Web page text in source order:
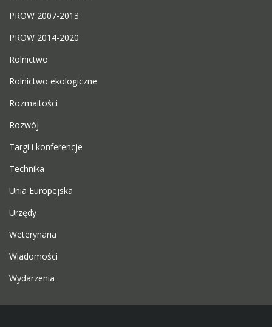
PROW 2007-2013
PROW 2014-2020
Rolnictwo
Rolnictwo ekologiczne
Rozmaitości
Rozwój
Targi i konferencje
Technika
Unia Europejska
Urzędy
Weterynaria
Wiadomości
Wydarzenia